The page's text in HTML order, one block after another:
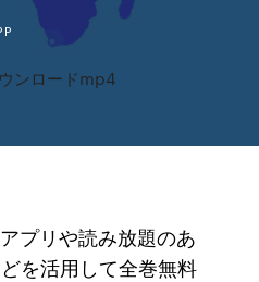
ンロードmp4
プリや読み放題のあ
を活用して全巻無料